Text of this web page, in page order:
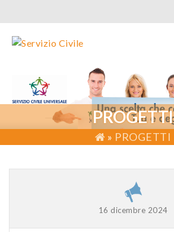
PROGETTI
» PROGETTI
16 dicembre 2024